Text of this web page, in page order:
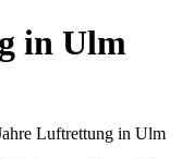
in Ulm